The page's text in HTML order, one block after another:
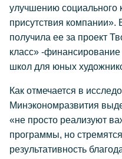
улучшению социального
присутствия
получила ее за проект
класс» -финансирование
школ для юных
Как отмечается в
Минэкономразвития
«не просто реализуют
программы, но
результативность